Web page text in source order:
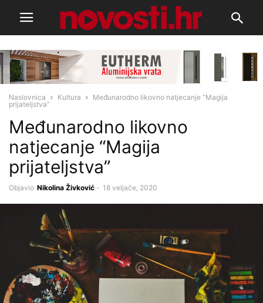
Naslovnica Kultura
Međunarodno likovno natjecanje “Magija
prijateljstva”
Međunarodno likovno
natjecanje “Magija
prijateljstva”
Objavio Nikolina Živković - 18 veljače, 2020